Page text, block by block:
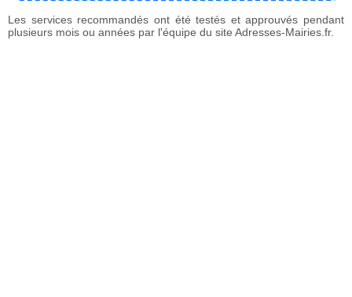
Les services recommandés ont été testés et approuvés pendant
plusieurs mois ou années par l'équipe du site Adresses-Mairies.fr.